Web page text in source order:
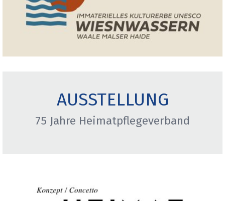
AUSSTELLUNG
75 Jahre Heimatpflegeverband